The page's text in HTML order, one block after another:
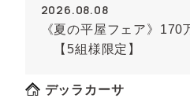
2026.08.08
《夏の平屋フェア》170
【5組様限定】
デッラカーサ